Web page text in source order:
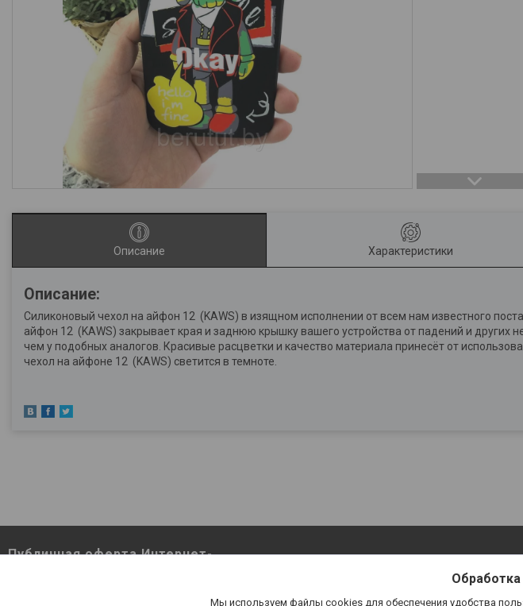
Описание Характеристики
Описание:
Силиконовый чехол на айфон 12 (KAWS) в изящном исполнении от всем нам известного
айфон 12 (KAWS) закрывает края и заднюю крышку вашего устройства от падений и других
чем у подобных аналогов. Красивые расцветки и качество материала принесёт от
чехол на айфоне 12 (KAWS) светится в темноте.
Публичная оферта Интернет-
Мы используем файлы cookies для обеспечения удобства